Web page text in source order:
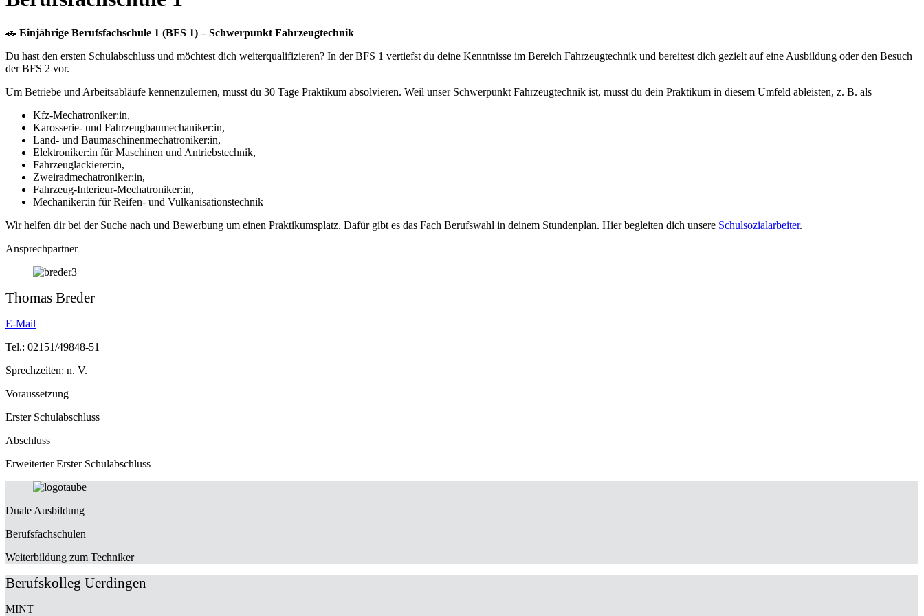
🚗 Einjährige Berufsfachschule 1 (BFS 1) – Schwerpunkt Fahrzeugtechnik
Du hast den ersten Schulabschluss und möchtest dich weiterqualifizieren? In der BFS 1 vertiefst du deine Kenntnisse im Bereich Fahrzeugtechnik und bereitest dich gezielt auf eine Ausbildung oder den Besuch
der BFS 2 vor.
Um Betriebe und Arbeitsabläufe kennenzulernen, musst du 30 Tage Praktikum absolvieren. Weil unser Schwerpunkt Fahrzeugtechnik ist, musst du dein Praktikum in diesem Umfeld ableisten, z. B. als
Kfz-Mechatroniker:in,
Karosserie- und Fahrzeugbaumechaniker:in,
Land- und Baumaschinenmechatroniker:in,
Elektroniker:in für Maschinen und Antriebstechnik,
Fahrzeuglackierer:in,
Zweiradmechatroniker:in,
Fahrzeug-Interieur-Mechatroniker:in,
Mechaniker:in für Reifen- und Vulkanisationstechnik
Wir helfen dir bei der Suche nach und Bewerbung um einen Praktikumsplatz. Dafür gibt es das Fach Berufswahl in deinem Stundenplan. Hier begleiten dich unsere Schulsozialarbeiter.
Ansprechpartner
Thomas Breder
E-Mail
Tel.: 02151/49848-51
Sprechzeiten: n. V.
Voraussetzung
Erster Schulabschluss
Abschluss
Erweiterter Erster Schulabschluss
Duale Ausbildung
Berufsfachschulen
Weiterbildung zum Techniker
Berufskolleg Uerdingen
MINT